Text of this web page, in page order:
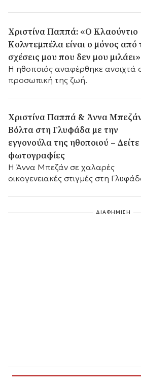
για τα γενέθλιά του.
Χριστίνα Παππά: «Ο Κλαούντιο
Κολντεμπέλα είναι ο μόνος από
σχέσεις μου που δεν μου μιλάει»
Η ηθοποιός αναφέρθηκε ανοιχτά
προσωπική της ζωή.
Χριστίνα Παππά & Άννα
Βόλτα στη Γλυφάδα με την
εγγονούλα της ηθοποιού – Δείτε
φωτογραφίες
Η Άννα Μπεζάν σε χαλαρές
οικογενειακές στιγμές στη
ΔΙΑΦΗΜΙΣΗ